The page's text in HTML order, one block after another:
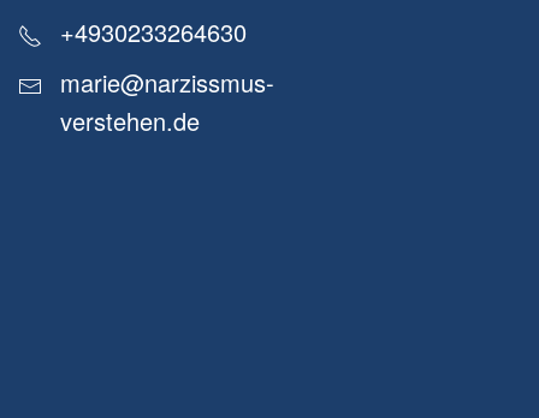
+4930233264630
marie@narzissmus-
verstehen.de